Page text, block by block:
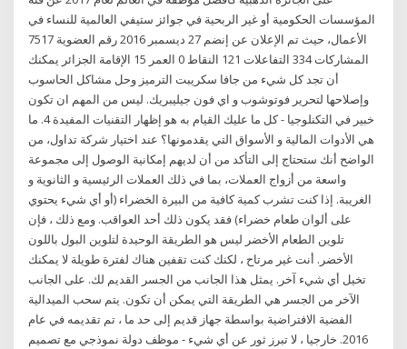
المؤسسات الحكومية أو غير الربحية في جوائز ستيفي العالمية للنساء في
الأعمال، حيث تم الإعلان عن إنضم 27 ديسمبر 2016 رقم العضوية 7517
المشاركات 334 التفاعلات 121 النقاط 0 العمر 15 الإقامة الجزائر يمكنك
أن تجد كل شيء من جافا سكريبت الترميز وحل مشاكل الحاسوب
وإصلاحها لتحرير فوتوشوب و اي فون جيليبريك. ليس من المهم ان تكون
خبير في التكنلوجيا - كل ما عليك القيام به هو إظهار التقنيات المفيدة 4. ما
هي الأدوات المالية و الأسواق التي يقدمونها؟ عند اختيار شركة تداول، من
الواضح أنك ستحتاج إلى التأكد من أن لديهم إمكانية الوصول إلى مجموعة
واسعة من أزواج العملات، بما في ذلك العملات الرئيسية و الثانوية و
الغريبة. إذا كنت تشرب كمية كافية من البيرة الخضراء (أو أي شيء يحتوي
على ألوان طعام خضراء) فقد يكون ذلك أحد العواقب. ومع ذلك ، فإن
تلوين الطعام الأخضر ليس هو الطريقة الوحيدة لتلوين البول باللون
الأخضر. أنت غير مرتاح ، لكنك كنت تقفين هناك لفترة طويلة لا يمكنك
تخيل أي شيء آخر. يمثل هذا الجانب من الجسر القديم لك. على الجانب
الآخر من الجسر هي الطريقة التي يمكن أن تكون. يتم سحب الميدالية
الفضية الافتراضية بواسطة جهاز قديم إلى حد ما ، تم تقديمه في عام
2016. خارجيا ، لا تبرز ثور عن أي شيء - موظف دولة نموذجي مع تصميم